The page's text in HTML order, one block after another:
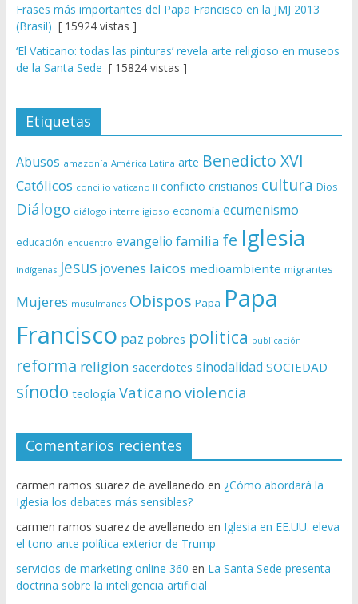
Frases más importantes del Papa Francisco en la JMJ 2013
(Brasil) [ 15924 vistas ]
‘El Vaticano: todas las pinturas’ revela arte religioso en museos
de la Santa Sede [ 15824 vistas ]
Etiquetas
Abusos amazonía América Latina arte Benedicto XVI
Católicos concilio vaticano II conflicto cristianos cultura Dios
Diálogo diálogo interreligioso economía ecumenismo
educación encuentro evangelio familia fe Iglesia
indígenas Jesus jovenes laicos medioambiente migrantes
Mujeres musulmanes Obispos Papa Papa
Francisco paz pobres politica publicación
reforma religion sacerdotes sinodalidad SOCIEDAD
sínodo teología Vaticano violencia
Comentarios recientes
carmen ramos suarez de avellanedo en ¿Cómo abordará la
Iglesia los debates más sensibles?
carmen ramos suarez de avellanedo en Iglesia en EE.UU. eleva
el tono ante política exterior de Trump
servicios de marketing online 360 en La Santa Sede presenta
doctrina sobre la inteligencia artificial